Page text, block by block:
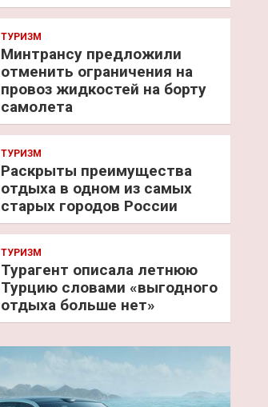
ТУРИЗМ
Минтрансу предложили
отменить ограничения на
провоз жидкостей на борту
самолета
ТУРИЗМ
Раскрыты преимущества
отдыха в одном из самых
старых городов России
ТУРИЗМ
Турагент описала летнюю
Турцию словами «выгодного
отдыха больше нет»